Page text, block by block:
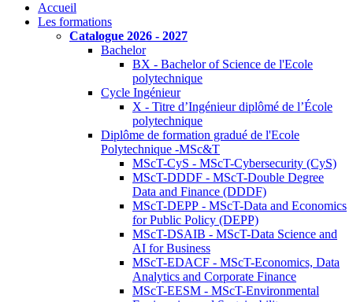
Accueil
Les formations
Catalogue 2026 - 2027
Bachelor
BX - Bachelor of Science de l'Ecole
polytechnique
Cycle Ingénieur
X - Titre d’Ingénieur diplômé de l’École
polytechnique
Diplôme de formation gradué de l'Ecole
Polytechnique -MSc&T
MScT-CyS - MScT-Cybersecurity (CyS)
MScT-DDDF - MScT-Double Degree
Data and Finance (DDDF)
MScT-DEPP - MScT-Data and Economics
for Public Policy (DEPP)
MScT-DSAIB - MScT-Data Science and
AI for Business
MScT-EDACF - MScT-Economics, Data
Analytics and Corporate Finance
MScT-EESM - MScT-Environmental